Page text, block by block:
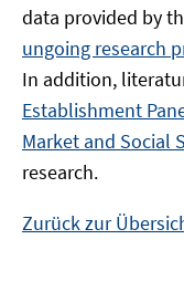
data provided by
ungoing research
In addition,
Establishment
Market and Social
research.
Zurück zur